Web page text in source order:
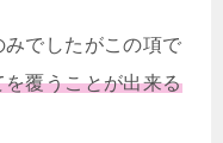
でしたがこの項で
覆うことが出来る